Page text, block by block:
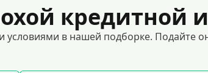
кредитной
в нашей подборке. Подайте